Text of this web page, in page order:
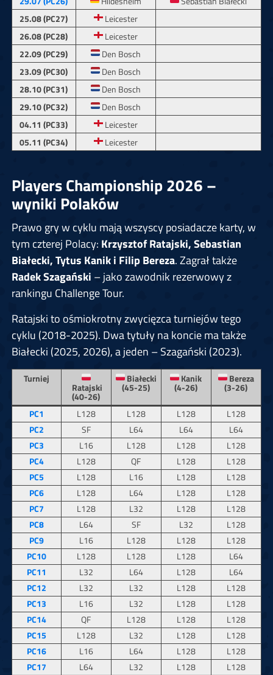
25.08 (PC27)
Leicester
26.08 (PC28)
Leicester
22.09 (PC29)
Den Bosch
23.09 (PC30)
Den Bosch
28.10 (PC31)
Den Bosch
29.10 (PC32)
Den Bosch
04.11 (PC33)
Leicester
05.11 (PC34)
Leicester
Players Championship 2026 –
wyniki Polaków
Prawo gry w cyklu mają wszyscy posiadacze karty, w
tym czterej Polacy: Krzysztof Ratajski, Sebastian
Białecki, Tytus Kanik i Filip Bereza. Zagrał także
Radek Szagański – jako zawodnik rezerwowy z
rankingu Challenge Tour.
Ratajski to ośmiokrotny zwycięzca turniejów tego
cyklu (2018-2025). Dwa tytuły na koncie ma także
Białecki (2025, 2026), a jeden – Szagański (2023).
Turniej
Ratajski
(40-26)
Białecki
(45-25)
Kanik
(4-26)
Bereza
(3-26)
PC1
L128 L128 L128
L128
PC2
SF L64 L64
L64
PC3
L16 L128 L128
L128
PC4
L128 QF L128
L128
PC5
L128 L16 L128
L128
PC6
L128 L64 L128
L128
PC7
L128 L32 L128
L128
PC8
L64 SF L32
L128
PC9
L16 L128 L128
L128
PC10
L128 L128 L128
L64
PC11
L32 L64 L128
L64
PC12
L32 L32 L128
L128
PC13
L16 L32 L128
L128
PC14
QF L128 L128
L128
PC15
L128 L32 L128
L128
PC16
L16 L64 L128
L128
PC17
L64 L32 L128
L128